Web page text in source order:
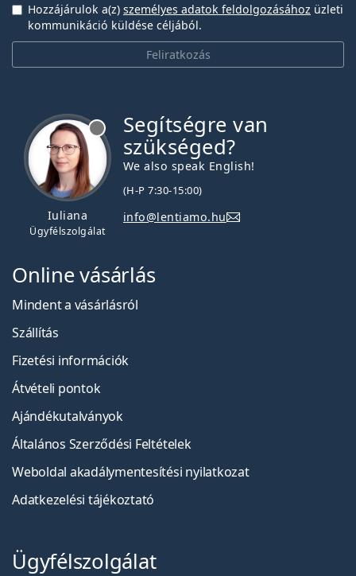
Feliratkozás
Hozzájárulok a(z) személyes adatok feldolgozásához üzleti
kommunikáció küldése céljából.
Iuliana
Ügyfélszolgálat
Segítségre van
szükséged?
We also speak English!
(H-P 7:30-15:00)
info@lentiamo.hu
Online vásárlás
Mindent a vásárlásról
Szállítás
Fizetési információk
Átvételi pontok
Ajándékutalványok
Általános Szerződési Feltételek
Weboldal akadálymentesítési nyilatkozat
Adatkezelési tájékoztató
Ügyfélszolgálat